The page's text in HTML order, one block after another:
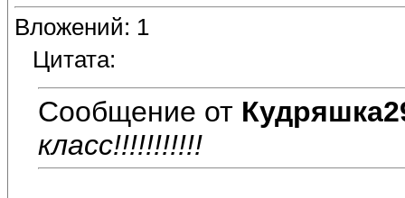
Вложений: 1
Цитата:
Сообщение от
класс!!!!!!!!!!!